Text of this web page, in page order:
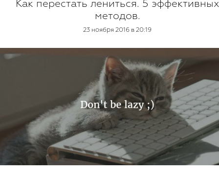
Как перестать лениться. 5 эффективных
методов.
23 ноября 2016 в 20:19